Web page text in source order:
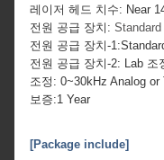
레이저 헤드 치수: Near
전원 공급 장치:
전원 공급 장치-
전원 공급 장치-2: Lab
조정: 0~30kHz Analog or
보증:1 Year
[Package include]